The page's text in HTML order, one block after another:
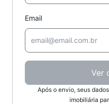
Email
Ver
Após o envio, seus
imobiliária